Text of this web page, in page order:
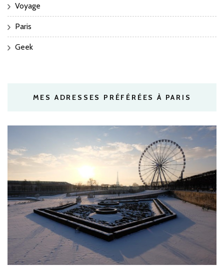
Voyage
Paris
Geek
MES ADRESSES PRÉFÉRÉES À PARIS